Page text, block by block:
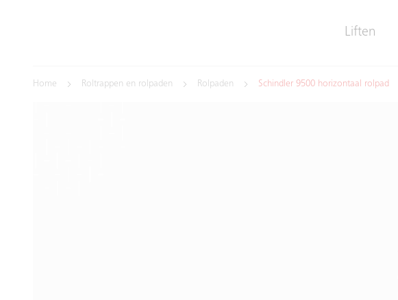
Liften
Home Roltrappen en rolpaden Rolpaden Schindler 9500 horizontaal rolpad